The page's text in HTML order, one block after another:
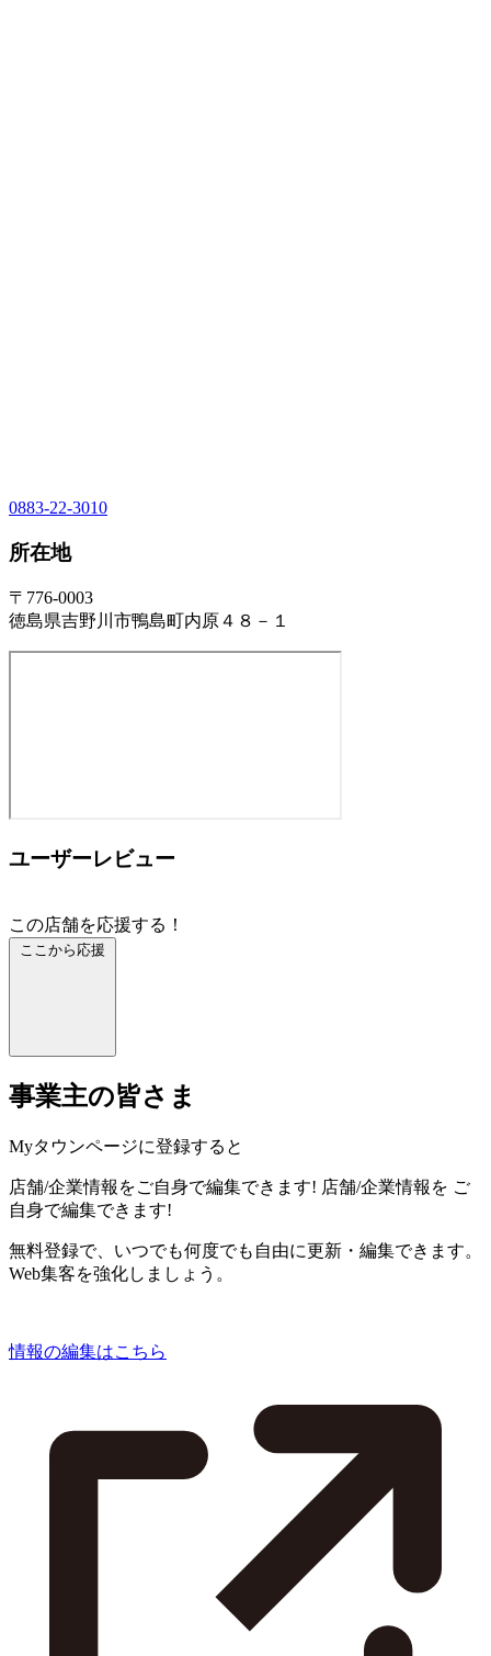
0883-22-3010
所在地
〒776-0003
徳島県吉野川市鴨島町内原４８－１
ユーザーレビュー
この店舗を応援する！
ここから応援
事業主の皆さま
Myタウンページに登録すると
店舗/企業情報をご自身で編集できます! 店舗/企業情報を ご
自身で編集できます!
無料登録で、いつでも何度でも自由に更新・編集できます。
Web集客を強化しましょう。
情報の編集はこちら